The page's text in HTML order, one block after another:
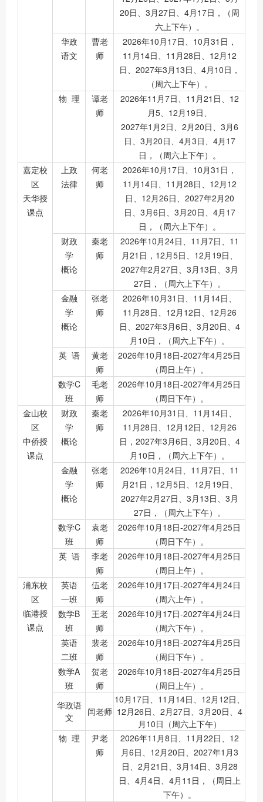
20日、3月27日、4月17日，（周
六上下午）。
华政
语文
曹老
师
2026年10月17日、10月31日，
11月14日、11月28日、12月12
日、2027年3月13日、4月10日，
（周六上下午）。
物 理
谭老
师
2026年11月7日、11月21日、12
月5、12月19日、
2027年1月2日、2月20日、3月6
日、3月20日、4月3日、4月17
日，（周六上下午）。
嘉定校
区
天华授
课点
上政
法律
何老
师
2026年10月17日、10月31日，
11月14日、11月28日、12月12
日、12月26日、2027年2月20
日、3月6日、3月20日、4月17
日，（周六上下午）。
财政
学
概论
秦老
师
2026年10月24日、11月7日、11
月21日，12月5日、12月19日、
2027年2月27日、3月13日、3月
27日，（周六上下午）。
金融
学
概论
张老
师
2026年10月31日、11月14日、
11月28日、12月12日、12月26
日、2027年3月6日、3月20日、4
月10日，（周六上下午）。
英 语
黄老
师
2026年10月18日-2027年4月25日
（周日上午）。
数学C
班
毛老
师
2026年10月18日-2027年4月25日
（周日下午）。
金山校
区
中侨授
课点
财政
学
概论
秦老
师
2026年10月31日、11月14日、
11月28日、12月12日、12月26
日，2027年3月6日、3月20日、4
月10日，（周六上下午）。
金融
学
概论
张老
师
2026年10月24日、11月7日、11
月21日，12月5日、12月19日、
2027年2月27日、3月13日、3月
27日，（周六上下午）。
数学C
班
袁老
师
2026年10月18日-2027年4月25日
（周日下午）。
英 语
李老
师
2026年10月18日-2027年4月25日
（周日上午）。
浦东校
区
临港授
课点
英语
一班
伍老
师
2026年10月17日-2027年4月24日
（周六上午）。
数学B
班
王老
师
2026年10月17日-2027年4月24日
（周六下午）。
英语
二班
裴老
师
2026年10月18日-2027年4月25日
（周日下午）。
数学A
班
贺老
师
2026年10月18日-2027年4月25日
（周日上午）。
华政语
文
闫老师
10月17日、11月14日、12月12日、
12月26日、2月27日、3月20日、4
月10日（周六上下午）
物 理
尹老
师
2026年11月8日、11月22日、12
月6日、12月20日、2027年1月3
日、2月21日、3月14日、3月28
日、4月4日、4月11日，（周日上
下午）。